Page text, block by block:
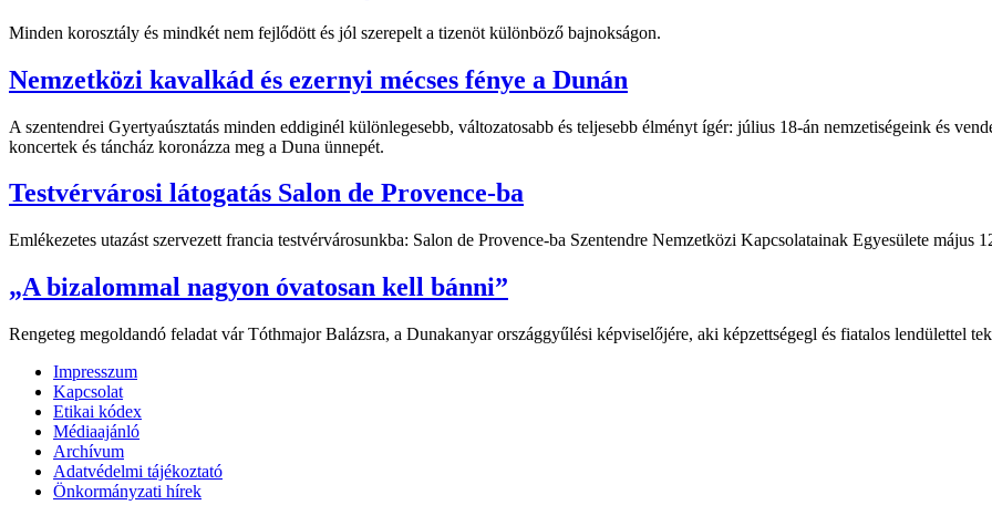
Minden korosztály és mindkét nem fejlődött és jól szerepelt a tizenöt különböző bajnokságon.
Nemzetközi kavalkád és ezernyi mécses fénye a Dunán
A szentendrei Gyertyaúsztatás minden eddiginél különlegesebb, változatosabb és teljesebb élményt ígér: július 18-án nemzetiségeink és
koncertek és táncház koronázza meg a Duna ünnepét.
Testvérvárosi látogatás Salon de Provence-ba
Emlékezetes utazást szervezett francia testvérvárosunkba: Salon de Provence-ba Szentendre Nemzetközi Kapcsolatainak Egyesülete
„A bizalommal nagyon óvatosan kell bánni”
Rengeteg megoldandó feladat vár Tóthmajor Balázsra, a Dunakanyar országgyűlési képviselőjére, aki képzettségegl és fiatalos lendülettel
Impresszum
Kapcsolat
Etikai kódex
Médiaajánló
Archívum
Adatvédelmi tájékoztató
Önkormányzati hírek